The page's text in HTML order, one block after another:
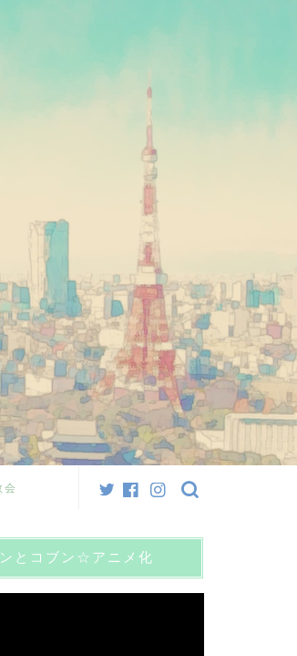
会
とコブン☆アニメ化